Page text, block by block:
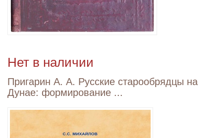
Нет в наличии
Пригарин А. А. Русские старообрядцы на
Дунае: формирование ...